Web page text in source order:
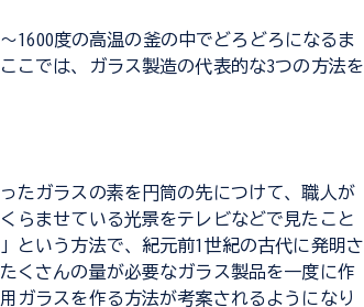
1600度の高温の釜の中でどろどろになるま
こでは、ガラス製造の代表的な3つの方法を
たガラスの素を円筒の先につけて、職人が
らませている光景をテレビなどで見たこと
という方法で、紀元前1世紀の古代に発明さ
くさんの量が必要なガラス製品を一度に作
ガラスを作る方法が考案されるようになり